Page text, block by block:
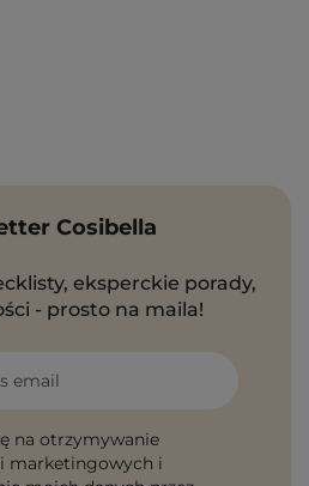
Cosibella
eksperckie porady,
- prosto na maila!
email
na otrzymywanie
marketingowych i